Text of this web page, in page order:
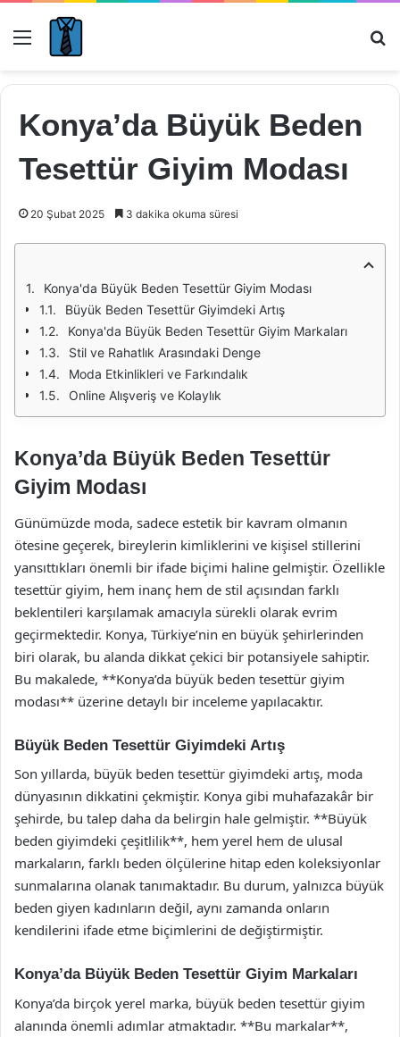
Menü
Konya’da Büyük Beden
Tesettür Giyim Modası
20 Şubat 2025 3 dakika okuma süresi
Konya'da Büyük Beden Tesettür Giyim Modası
Büyük Beden Tesettür Giyimdeki Artış
Konya'da Büyük Beden Tesettür Giyim Markaları
Stil ve Rahatlık Arasındaki Denge
Moda Etkinlikleri ve Farkındalık
Online Alışveriş ve Kolaylık
Konya’da Büyük Beden Tesettür
Giyim Modası
Günümüzde moda, sadece estetik bir kavram olmanın
ötesine geçerek, bireylerin kimliklerini ve kişisel stillerini
yansıttıkları önemli bir ifade biçimi haline gelmiştir. Özellikle
tesettür giyim, hem inanç hem de stil açısından farklı
beklentileri karşılamak amacıyla sürekli olarak evrim
geçirmektedir. Konya, Türkiye’nin en büyük şehirlerinden
biri olarak, bu alanda dikkat çekici bir potansiyele sahiptir.
Bu makalede, **Konya’da büyük beden tesettür giyim
modası** üzerine detaylı bir inceleme yapılacaktır.
Büyük Beden Tesettür Giyimdeki Artış
Son yıllarda, büyük beden tesettür giyimdeki artış, moda
dünyasının dikkatini çekmiştir. Konya gibi muhafazakâr bir
şehirde, bu talep daha da belirgin hale gelmiştir. **Büyük
beden giyimdeki çeşitlilik**, hem yerel hem de ulusal
markaların, farklı beden ölçülerine hitap eden koleksiyonlar
sunmalarına olanak tanımaktadır. Bu durum, yalnızca büyük
beden giyen kadınların değil, aynı zamanda onların
kendilerini ifade etme biçimlerini de değiştirmiştir.
Konya’da Büyük Beden Tesettür Giyim Markaları
Konya’da birçok yerel marka, büyük beden tesettür giyim
alanında önemli adımlar atmaktadır. **Bu markalar**,